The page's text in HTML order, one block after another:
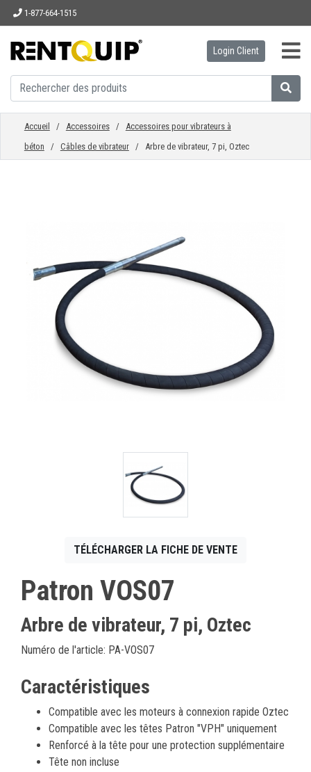
1-877-664-1515
ACCUEIL
ÉQUIPEMENT
ENTREPRISE
CONTACT
English
Login Client
Accueil / Accessoires/ Accessoires pour vibrateurs à
béton / Câbles de vibrateur/ Arbre de vibrateur, 7 pi, Oztec
TÉLÉCHARGER LA FICHE DE VENTE
Patron VOS07
Arbre de vibrateur, 7 pi, Oztec
Numéro de l'article: PA-VOS07
Caractéristiques
Compatible avec les moteurs à connexion rapide Oztec
Compatible avec les têtes Patron "VPH" uniquement
Renforcé à la tête pour une protection supplémentaire
Tête non incluse